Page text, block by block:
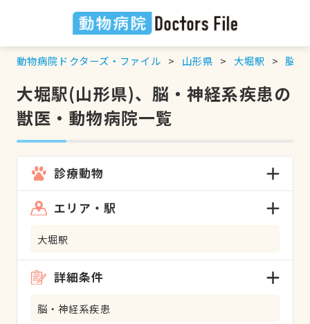
動物病院ドクターズ・ファイル 山形県 大堀駅 脳・
大堀駅(山形県)、脳・神経系疾患の
獣医・動物病院一覧
診療動物
エリア・駅
大堀駅
詳細条件
脳・神経系疾患